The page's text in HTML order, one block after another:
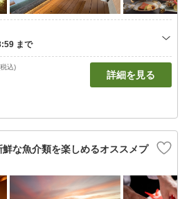
込)
詳細を見る
鮮な魚介類を楽しめるオススメプ